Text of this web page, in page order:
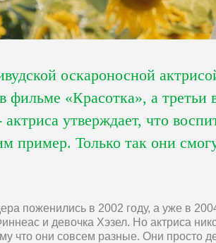
оскароносной
фильме «Красотка», а
утверждает, что
пример. Только так они
поженились в 2002 году, а уже в
и девочка Хэзел. Но актриса
что они совсем разные. Они просто